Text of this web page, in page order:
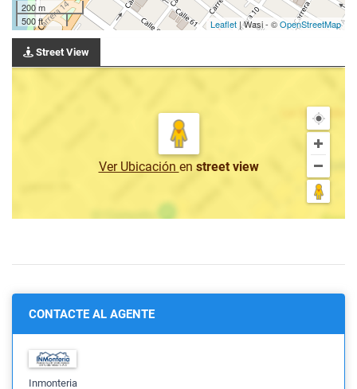
200 m
500 ft
Leaflet | Wasi - ©OpenStreetMap
Street View
Ver Ubicación en street view
CONTACTE AL AGENTE
Inmonteria